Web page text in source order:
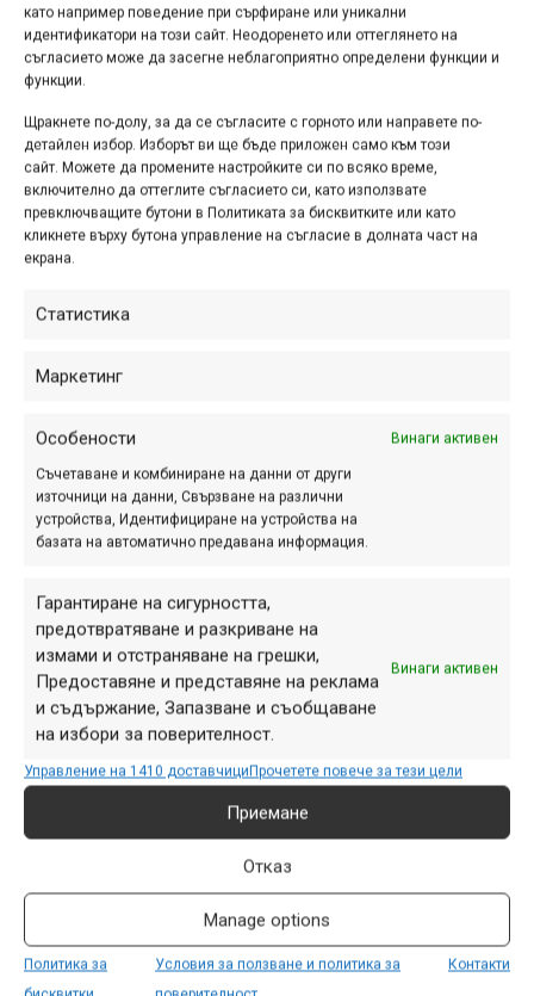
като например поведение при сърфиране или уникални
идентификатори на този сайт. Неодоренето или оттеглянето на
съгласието може да засегне неблагоприятно определени функции и
функции.
Щракнете по-долу, за да се съгласите с горното или направете по-
детайлен избор. Изборът ви ще бъде приложен само към този
сайт. Можете да промените настройките си по всяко време,
включително да оттеглите съгласието си, като използвате
превключващите бутони в Политиката за бисквитките или като
кликнете върху бутона управление на съгласие в долната част на
екрана.
Статистика
Маркетинг
Особености Винаги активен
Съчетаване и комбиниране на данни от други
източници на данни, Свързване на различни
устройства, Идентифициране на устройства на
базата на автоматично предавана информация.
Гарантиране на сигурността,
предотвратяване и разкриване на
измами и отстраняване на грешки,
Предоставяне и представяне на реклама
и съдържание, Запазване и съобщаване
на избори за поверителност.
Винаги активен
Управление на 1410 доставчициПрочетете повече за тези цели
Приемане
Отказ
Manage options
Политика за
Условия за ползване и политика за
Контакти
велокомпютри
окт. 30, 2016 at 14:51. 505
новите модели помпи, в настоящата
статия ще ви представим още
няколко продукта от юбилейния,
десети каталог на Lezyne.
който имах възможността да
тествам след M2 WL, бе M4 WR.
Макар че е с кабел, а не с безжична
връзка (можете да разберете това
Нови продукти на Garmin
в колоездачните и
туристически серии
Наскоро Garmin.bg съобщиха за
четири нови продукта, които вече са
налични и на българския пазар.
Всъщност, ако трябва да бъдем
съвсем точни, два от тях са нови -
това са...